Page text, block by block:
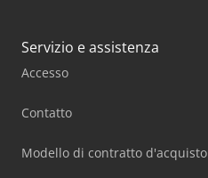
Servizio e assistenza
Accesso
Contatto
Modello di contratto d'acquisto